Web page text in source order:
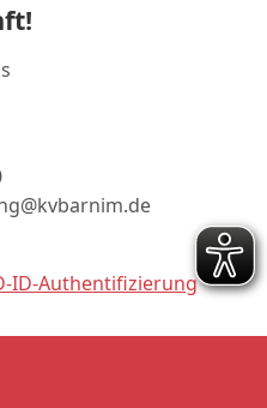
ID-Authentifizierung